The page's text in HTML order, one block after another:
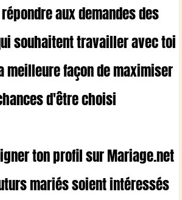
aux demandes des
souhaitent travailler avec toi
meilleure façon de maximiser
d'être choisi
ton profil sur Mariage.net
mariés soient intéressés